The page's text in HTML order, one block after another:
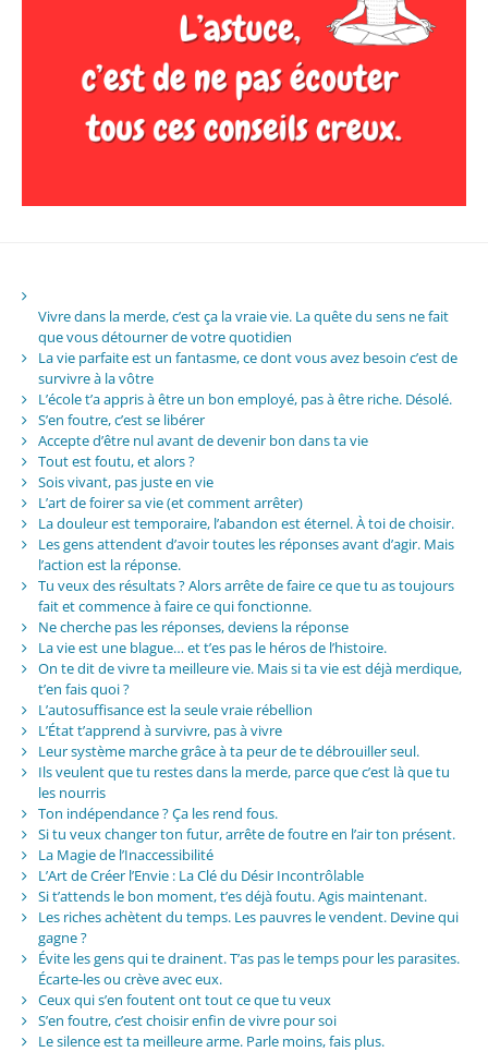
Vivre dans la merde, c’est ça la vraie vie. La quête du sens ne fait
que vous détourner de votre quotidien
La vie parfaite est un fantasme, ce dont vous avez besoin c’est de
survivre à la vôtre
L’école t’a appris à être un bon employé, pas à être riche. Désolé.
S’en foutre, c’est se libérer
Accepte d’être nul avant de devenir bon dans ta vie
Tout est foutu, et alors ?
Sois vivant, pas juste en vie
L’art de foirer sa vie (et comment arrêter)
La douleur est temporaire, l’abandon est éternel. À toi de choisir.
Les gens attendent d’avoir toutes les réponses avant d’agir. Mais
l’action est la réponse.
Tu veux des résultats ? Alors arrête de faire ce que tu as toujours
fait et commence à faire ce qui fonctionne.
Ne cherche pas les réponses, deviens la réponse
La vie est une blague… et t’es pas le héros de l’histoire.
On te dit de vivre ta meilleure vie. Mais si ta vie est déjà merdique,
t’en fais quoi ?
L’autosuffisance est la seule vraie rébellion
L’État t’apprend à survivre, pas à vivre
Leur système marche grâce à ta peur de te débrouiller seul.
Ils veulent que tu restes dans la merde, parce que c’est là que tu
les nourris
Ton indépendance ? Ça les rend fous.
Si tu veux changer ton futur, arrête de foutre en l’air ton présent.
La Magie de l’Inaccessibilité
L’Art de Créer l’Envie : La Clé du Désir Incontrôlable
Si t’attends le bon moment, t’es déjà foutu. Agis maintenant.
Les riches achètent du temps. Les pauvres le vendent. Devine qui
gagne ?
Évite les gens qui te drainent. T’as pas le temps pour les parasites.
Écarte-les ou crève avec eux.
Ceux qui s’en foutent ont tout ce que tu veux
S’en foutre, c’est choisir enfin de vivre pour soi
Le silence est ta meilleure arme. Parle moins, fais plus.